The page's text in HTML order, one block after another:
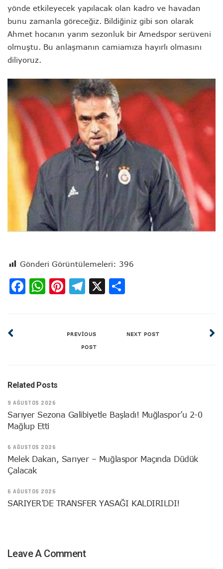
yönde etkileyecek yapılacak olan kadro ve havadan
bunu zamanla göreceğiz. Bildiğiniz gibi son olarak
Ahmet hocanın yarım sezonluk bir Amedspor serüveni
olmuştu. Bu anlaşmanın camiamıza hayırlı olmasını
diliyoruz.
Gönderi Görüntülemeleri: 396
Facebook
WhatsApp
Pinterest
Telegram
X
PREVIOUS
POST
NEXT POST
Related Posts
9 AĞUSTOS 2026
Sarıyer Sezona Galibiyetle Başladı! Muğlaspor’u 2-0
Mağlup Etti
6 AĞUSTOS 2026
Melek Dakan, Sarıyer – Muğlaspor Maçında Düdük
Çalacak
6 AĞUSTOS 2026
SARIYER’DE TRANSFER YASAĞI KALDIRILDI!
Leave A Comment